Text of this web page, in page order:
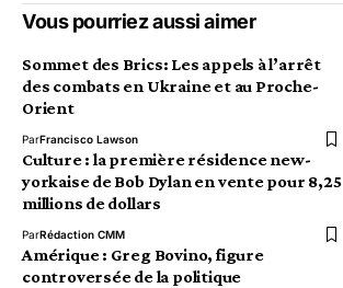
Vous pourriez aussi aimer
Sommet des Brics: Les appels à l’arrêt
des combats en Ukraine et au Proche-
Orient
ParFrancisco Lawson
Culture : la première résidence new-
yorkaise de Bob Dylan en vente pour 8,25
millions de dollars
ParRédaction CMM
Amérique : Greg Bovino, figure
controversée de la politique